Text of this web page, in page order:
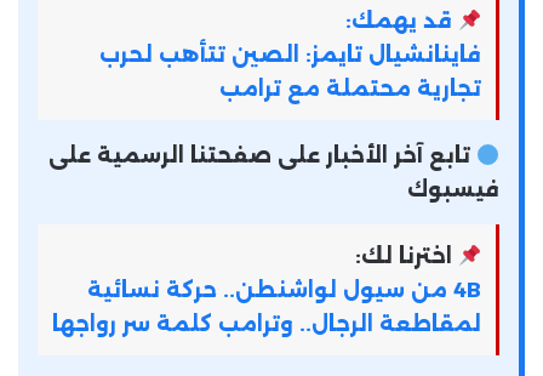
قد يهمك:
فاينانشيال تايمز: الصين تتأهب لحرب
تجارية محتملة مع ترامب
تابع آخر الأخبار على صفحتنا الرسمية على
فيسبوك
اخترنا لك:
4B من سيول لواشنطن.. حركة نسائية
لمقاطعة الرجال.. وترامب كلمة سر رواجها